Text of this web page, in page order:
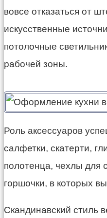
вовсе отказаться от
искусственные
потолочные
рабочей зоны.
Роль аксессуаров
салфетки, скатерти,
полотенца, чехлы для
горшочки, в которых
Скандинавский стиль